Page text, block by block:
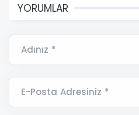
YORUMLAR
Adınız *
E-Posta Adresiniz *